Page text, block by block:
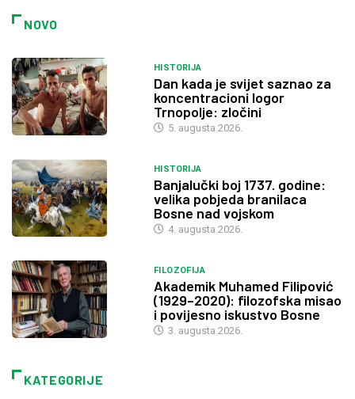
NOVO
HISTORIJA
Dan kada je svijet saznao za
koncentracioni logor
Trnopolje: zločini
5. augusta 2026.
HISTORIJA
Banjalučki boj 1737. godine:
velika pobjeda branilaca
Bosne nad vojskom
4. augusta 2026.
FILOZOFIJA
Akademik Muhamed Filipović
(1929–2020): filozofska misao
i povijesno iskustvo Bosne
3. augusta 2026.
KATEGORIJE